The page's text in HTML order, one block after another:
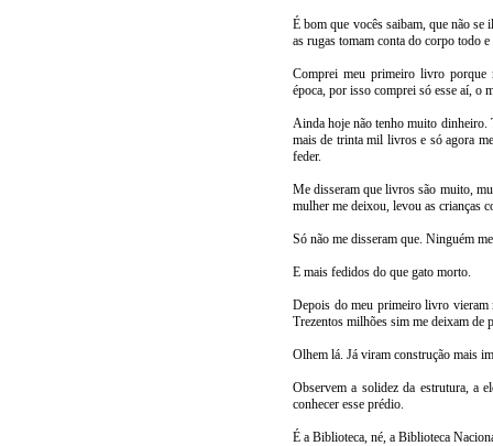
É bom que vocês saibam, que não se
as rugas tomam conta do corpo todo
Comprei meu primeiro livro porque
época, por isso comprei só esse aí, o
Ainda hoje não tenho muito dinheiro.
mais de trinta mil livros e só agora
feder.
Me disseram que livros são muito,
mulher me deixou, levou as crianças
Só não me disseram que. Ninguém
E mais fedidos do que gato morto.
Depois do meu primeiro livro vieram
Trezentos milhões sim me deixam de
Olhem lá. Já viram construção mais
Observem a solidez da estrutura, a
conhecer esse prédio.
É a Biblioteca, né, a Biblioteca